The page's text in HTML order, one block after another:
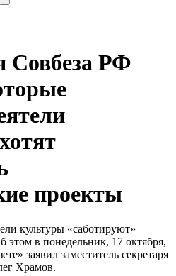
Совбеза РФ
проекты
культуры «саботируют»
этом в понедельник, 17 октября,
заявил заместитель секретаря
Храмов.